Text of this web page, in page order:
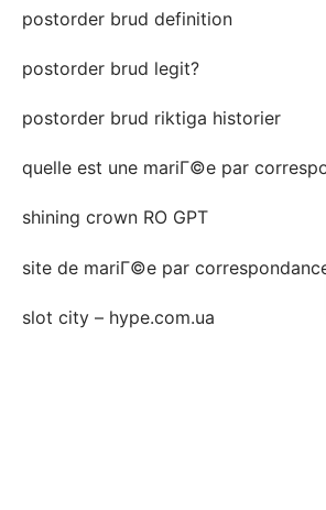
postorder brud definition
postorder brud legit?
postorder brud riktiga historier
quelle est une mariГ©e par
shining crown RO GPT
site de mariГ©e par
slot city – hype.com.ua